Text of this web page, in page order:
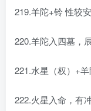
219.羊陀+铃 性较安
220.羊陀入四墓，
221.水星（权）+羊
222.火星入命，有